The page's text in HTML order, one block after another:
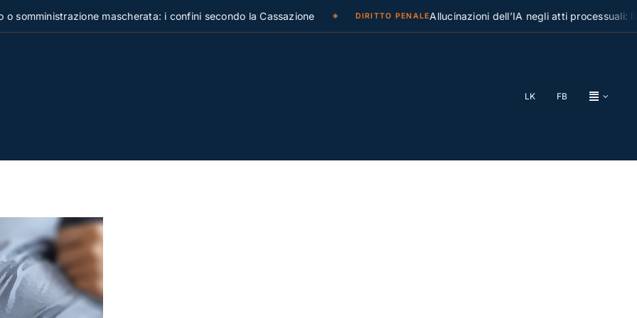
mascherata: i confini secondo la Cassazione DIRITTO PENALEAllucinazioni dell’IA negli atti processuali: la
LK FB